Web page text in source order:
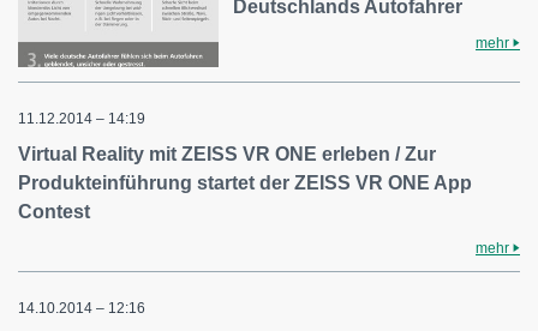
Deutschlands Autofahrer
mehr
11.12.2014 – 14:19
Virtual Reality mit ZEISS VR ONE erleben / Zur
Produkteinführung startet der ZEISS VR ONE App
Contest
mehr
14.10.2014 – 12:16